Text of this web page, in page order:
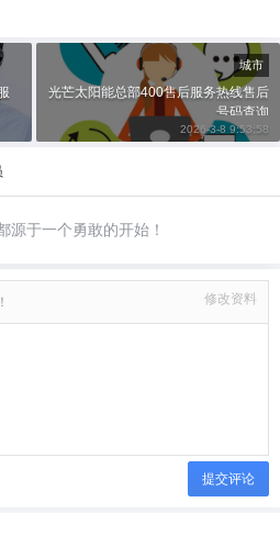
城市
光芒太阳能总部400售后服务热线售后
号码查询
2026-3-8 9:53:58
源于一个勇敢的开始！
修改资料
提交评论